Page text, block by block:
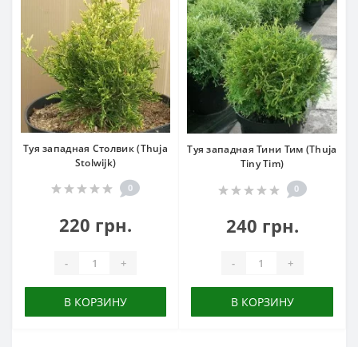
Туя западная Столвик (Thuja
Stolwijk)
0
220 грн.
- +
В КОРЗИНУ
Туя западная Тини Тим (Thuja
Tiny Tim)
0
240 грн.
- +
В КОРЗИНУ